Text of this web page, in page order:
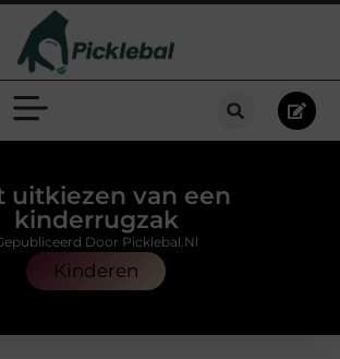
uitkiezen van een
kinderrugzak
Kinderen
Door Picklebal.nl